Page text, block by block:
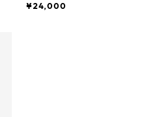
カラー Black 日本正規品
¥24,000